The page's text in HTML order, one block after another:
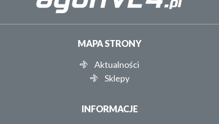
MAPA STRONY
Aktualności
Sklepy
INFORMACJE